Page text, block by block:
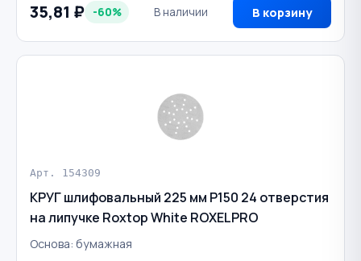
35,81 ₽ -60% В наличии В корзину
Арт. 154309
КРУГ шлифовальный 225 мм Р150 24 отверстия
на липучке Roxtop White ROXELPRO
Основа: бумажная